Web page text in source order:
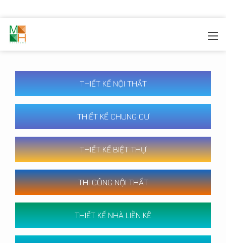
THIẾT KẾ NỘI THẤT
THIẾT KẾ CHUNG CƯ
THIẾT KẾ BIỆT THỰ
THI CÔNG NỘI THẤT
THIẾT KẾ NHÀ LIỀN KỀ